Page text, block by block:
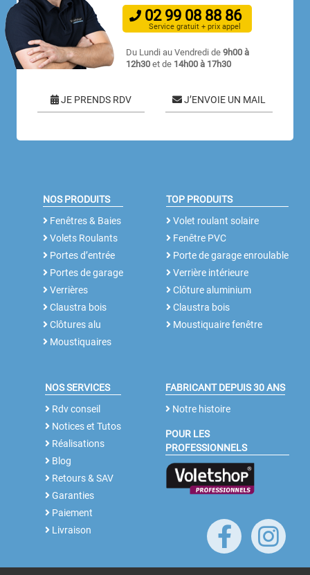
02 99 08 88 86
Service gratuit + prix appel
Du Lundi au Vendredi de9h00 à
12h30 et de 14h00 à 17h30
JE PRENDS RDV J’ENVOIE UN MAIL
NOS PRODUITS
Fenêtres & Baies
Volets Roulants
Portes d’entrée
Portes de garage
Verrières
Claustra bois
Clôtures alu
Moustiquaires
TOP PRODUITS
Volet roulant solaire
Fenêtre PVC
Porte de garage enroulable
Verrière intérieure
Clôture aluminium
Claustra bois
Moustiquaire fenêtre
NOS SERVICES
Rdv conseil
Notices et Tutos
Réalisations
Blog
Retours & SAV
Garanties
Paiement
Livraison
FABRICANT DEPUIS 30 ANS
Notre histoire
POUR LES
PROFESSIONNELS